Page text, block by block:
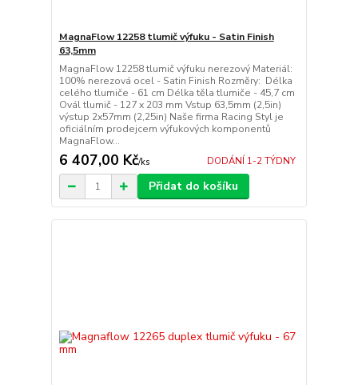
MagnaFlow 12258 tlumič výfuku - Satin Finish
63,5mm
MagnaFlow 12258 tlumič výfuku nerezový Materiál:
100% nerezová ocel - Satin Finish Rozměry: Délka
celého tlumiče - 61 cm Délka těla tlumiče - 45,7 cm
Ovál tlumič - 127 x 203 mm Vstup 63,5mm (2,5in)
výstup 2x57mm (2,25in) Naše firma Racing Styl je
oficiálním prodejcem výfukových komponentů
MagnaFlow...
6 407,00 Kč/ks DODÁNÍ 1-2 TÝDNY
Přidat do košíku